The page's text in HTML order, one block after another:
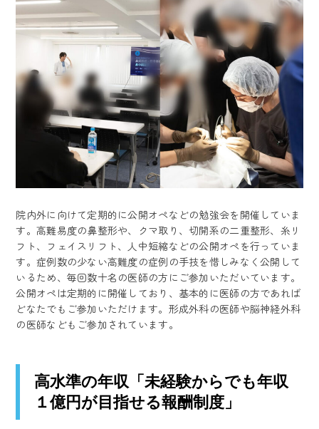
院内外に向けて定期的に公開オペなどの勉強会を開催していま
す。高難易度の鼻整形や、クマ取り、切開系の二重整形、糸リ
フト、フェイスリフト、人中短縮などの公開オペを行っていま
す。症例数の少ない高難度の症例の手技を惜しみなく公開して
いるため、毎回数十名の医師の方にご参加いただいています。
公開オペは定期的に開催しており、基本的に医師の方であれば
どなたでもご参加いただけます。形成外科の医師や脳神経外科
の医師などもご参加されています。
高水準の年収「未経験からでも年収
１億円が目指せる報酬制度」